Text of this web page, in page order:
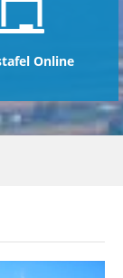
Online